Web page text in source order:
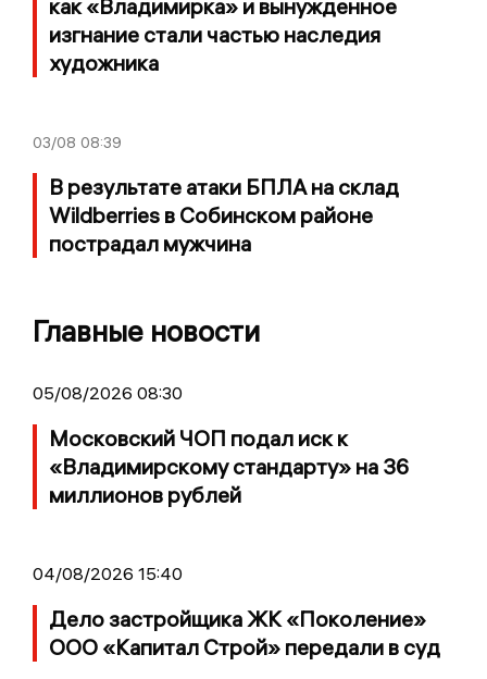
как «Владимирка» и вынужденное
изгнание стали частью наследия
художника
03/08 08:39
В результате атаки БПЛА на склад
Wildberries в Собинском районе
пострадал мужчина
Главные новости
05/08/2026 08:30
Московский ЧОП подал иск к
«Владимирскому стандарту» на 36
миллионов рублей
04/08/2026 15:40
Дело застройщика ЖК «Поколение»
ООО «Капитал Строй» передали в суд